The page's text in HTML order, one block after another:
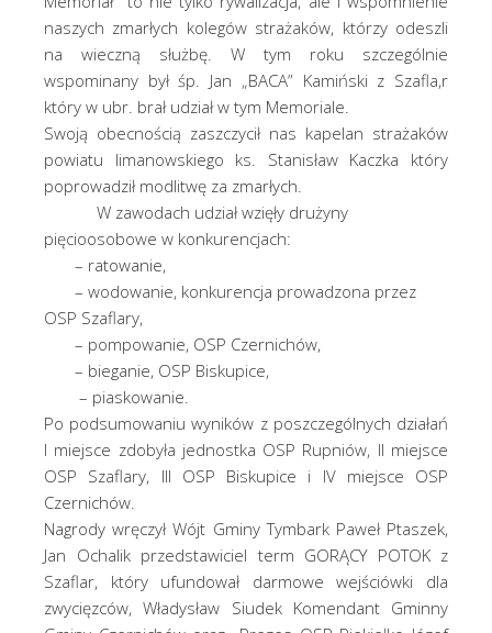
naszych zmarłych kolegów strażaków, którzy odeszli
na wieczną służbę. W tym roku szczególnie
wspominany był śp. Jan „BACA” Kamiński z Szafla,r
który w ubr. brał udział w tym Memoriale.
Swoją obecnością zaszczycił nas kapelan strażaków
powiatu limanowskiego ks. Stanisław Kaczka który
poprowadził modlitwę za zmarłych.
W zawodach udział wzięły drużyny
pięcioosobowe w konkurencjach:
– ratowanie,
– wodowanie, konkurencja prowadzona przez
OSP Szaflary,
– pompowanie, OSP Czernichów,
– bieganie, OSP Biskupice,
– piaskowanie.
Po podsumowaniu wyników z poszczególnych działań
I miejsce zdobyła jednostka OSP Rupniów, II miejsce
OSP Szaflary, III OSP Biskupice i IV miejsce OSP
Czernichów.
Nagrody wręczył Wójt Gminy Tymbark Paweł Ptaszek,
Jan Ochalik przedstawiciel term GORĄCY POTOK z
Szaflar, który ufundował darmowe wejściówki dla
zwycięzców, Władysław Siudek Komendant Gminny